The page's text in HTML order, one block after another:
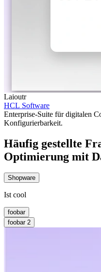
Laioutr
HCL Software
Enterprise-Suite für digitalen
Konfigurierbarkeit.
Häufig gestellte
Optimierung mit
Shopware
Ist cool
foobar
foobar 2